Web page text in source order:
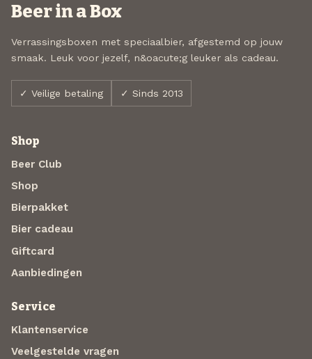
Beer in a Box
Verrassingsboxen met speciaalbier, afgestemd op jouw
smaak. Leuk voor jezelf, n&oacute;g leuker als cadeau.
✓ Veilige betaling ✓ Sinds 2013
Shop
Beer Club
Shop
Bierpakket
Bier cadeau
Giftcard
Aanbiedingen
Service
Klantenservice
Veelgestelde vragen